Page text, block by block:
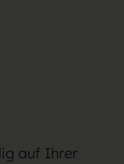
auf Ihrer